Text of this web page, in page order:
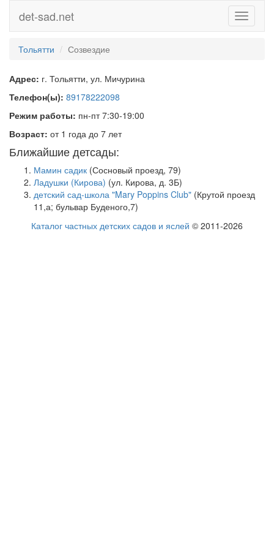
Toggle
det-sad.net
Тольятти Созвездие
Адрес: г. Тольятти, ул. Мичурина
Телефон(ы): 89178222098
Режим работы: пн-пт 7:30-19:00
Возраст: от 1 года до 7 лет
Ближайшие детсады:
Мамин садик (Сосновый проезд, 79)
Ладушки (Кирова) (ул. Кирова, д. 3Б)
детский сад-школа "Mary Poppins Club" (Крутой проезд
11,а; бульвар Буденого,7)
Каталог частных детских садов и яслей © 2011-2026